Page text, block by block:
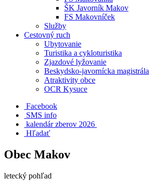
ŠK Javorník Makov
FS Makovníček
Služby
Cestovný ruch
Ubytovanie
Turistika a cykloturistika
Zjazdové lyžovanie
Beskydsko-javornícka magistrála
Atraktivity obce
OCR Kysuce
Facebook
SMS info
​ kalendár zberov 2026
Hľadať
Obec Makov
letecký pohľad